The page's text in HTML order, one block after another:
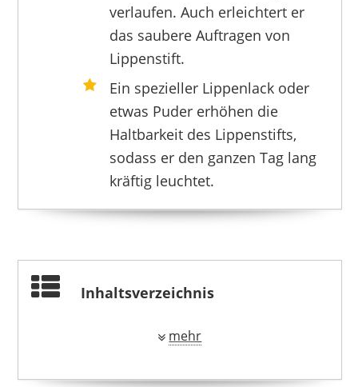
verlaufen. Auch erleichtert er
das saubere Auftragen von
Lippenstift.
Ein spezieller Lippenlack oder
etwas Puder erhöhen die
Haltbarkeit des Lippenstifts,
sodass er den ganzen Tag lang
kräftig leuchtet.
Inhaltsverzeichnis
mehr